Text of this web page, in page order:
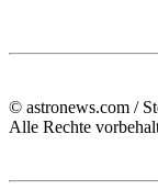
© astronews.com /
Alle Rechte